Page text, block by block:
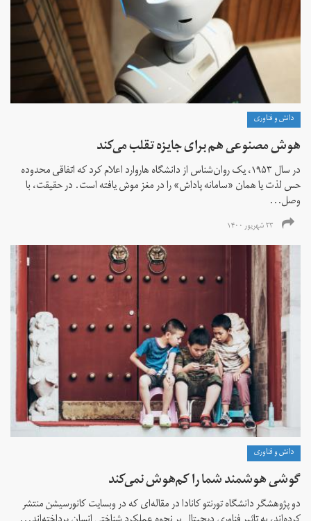
دانش و فناوری
هوش مصنوعی هم برای جایزه تقلب می‌کند
در سال ۱۹۵۳، یک روان‌شناس از دانشگاه هاروارد اعلام کرد که اتفاقی محدوده
حس لذت یا همان «سامانه پاداش» را در مغز موش یافته است. در حقیقت، با
وصل...
۲۳ شهریور ۱۴۰۰
دانش و فناوری
گوشی هوشمند شما را کم‌هوش‌ نمی‌کند
دو پژوهشگر دانشگاه تورنتو کانادا در مقاله‌ای که در وبسایت کانورسیشن منتشر